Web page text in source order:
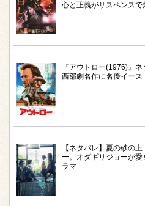
心と正義がサスペンスで
『アウトロー(1976)』
西部劇名作に名優イース
【ネタバレ】夏の砂の
ー。オダギリジョーが
ラマ